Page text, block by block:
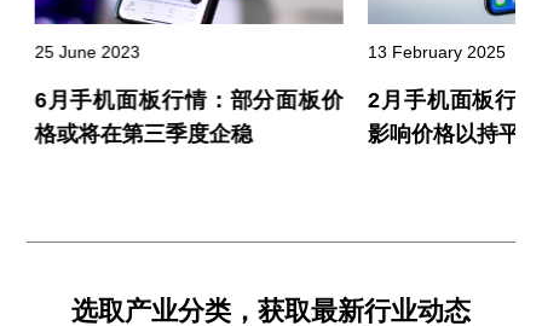
25 June 2023
6月手机面板行情：部分面板价
格或将在第三季度企稳
13 February 2025
2月手机面板行
影响价格以持平
选取产业分类，获取最新行业动态